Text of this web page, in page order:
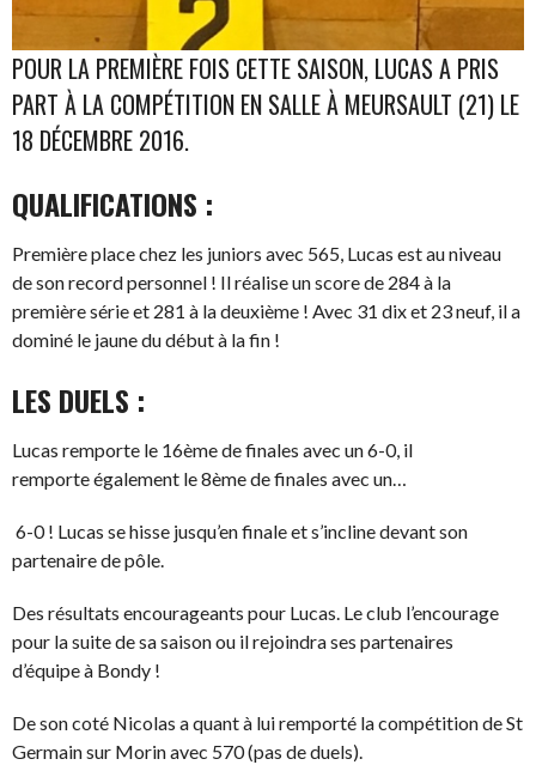
POUR LA PREMIÈRE FOIS CETTE SAISON, LUCAS A PRIS
PART À LA COMPÉTITION EN SALLE À MEURSAULT (21) LE
18 DÉCEMBRE 2016.
QUALIFICATIONS :
Première place chez les juniors avec 565, Lucas est au niveau
de son record personnel ! Il réalise un score de 284 à la
première série et 281 à la deuxième ! Avec 31 dix et 23 neuf, il a
dominé le jaune du début à la fin !
LES DUELS :
Lucas remporte le 16ème de finales avec un 6-0, il
remporte également le 8ème de finales avec un…
6-0 ! Lucas se hisse jusqu’en finale et s’incline devant son
partenaire de pôle.
Des résultats encourageants pour Lucas. Le club l’encourage
pour la suite de sa saison ou il rejoindra ses partenaires
d’équipe à Bondy !
De son coté Nicolas a quant à lui remporté la compétition de St
Germain sur Morin avec 570 (pas de duels).